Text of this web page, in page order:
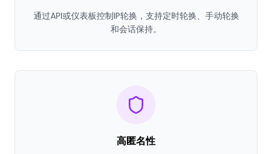
通过API或仪表板控制IP轮换，支持定时轮换、手动轮换
和会话保持。
高匿名性